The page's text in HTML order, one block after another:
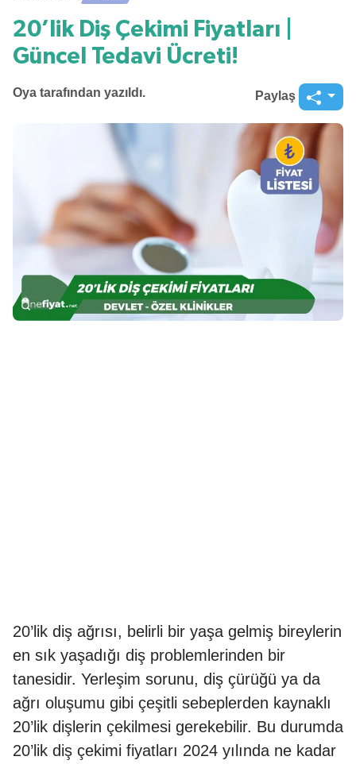
20’lik Diş Çekimi Fiyatları |
Güncel Tedavi Ücreti!
Oya tarafından yazıldı. Paylaş
20’lik diş ağrısı, belirli bir yaşa gelmiş bireylerin
en sık yaşadığı diş problemlerinden bir
tanesidir. Yerleşim sorunu, diş çürüğü ya da
ağrı oluşumu gibi çeşitli sebeplerden kaynaklı
20’lik dişlerin çekilmesi gerekebilir. Bu durumda
20’lik diş çekimi fiyatları 2024 yılında ne kadar